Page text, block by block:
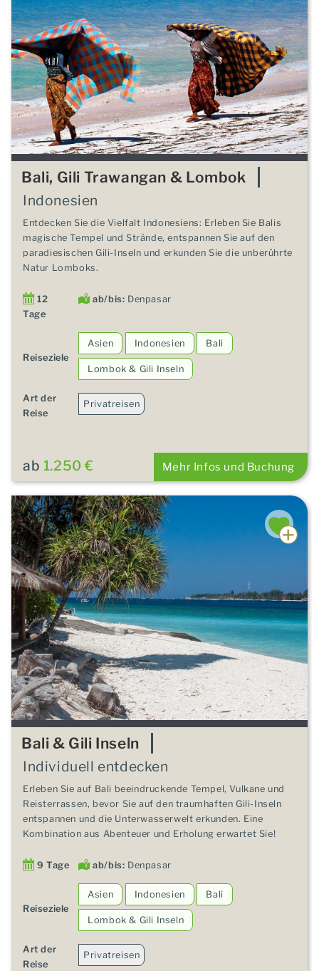
Bali, Gili Trawangan & Lombok
Indonesien
Entdecken Sie die Vielfalt Indonesiens: Erleben Sie Balis
magische Tempel und Strände, entspannen Sie auf den
paradiesischen Gili-Inseln und erkunden Sie die unberührte
Natur Lomboks.
12
Tage
ab/bis: Denpasar
Reiseziele
Asien Indonesien Bali
Lombok & Gili Inseln
Art der
Reise
Privatreisen
ab 1.250 € Mehr Infos und Buchung
Bali & Gili Inseln
Individuell entdecken
Erleben Sie auf Bali beeindruckende Tempel, Vulkane und
Reisterrassen, bevor Sie auf den traumhaften Gili-Inseln
entspannen und die Unterwasserwelt erkunden. Eine
Kombination aus Abenteuer und Erholung erwartet Sie!
9 Tage ab/bis: Denpasar
Reiseziele
Asien Indonesien Bali
Lombok & Gili Inseln
Art der
Reise
Privatreisen